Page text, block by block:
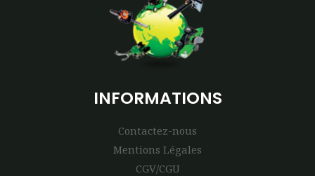
INFORMATIONS
Contactez-nous
Mentions Légales
CGV/CGU